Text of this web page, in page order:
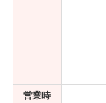
営業時